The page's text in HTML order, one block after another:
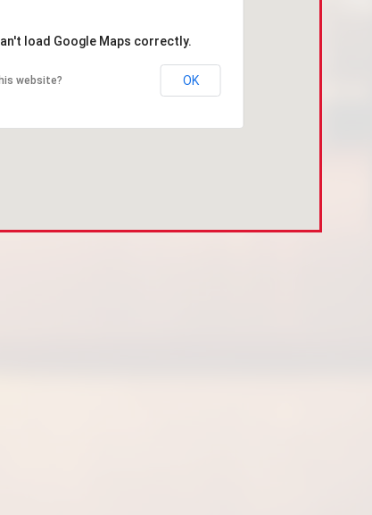
load Google Maps correctly.
website? OK